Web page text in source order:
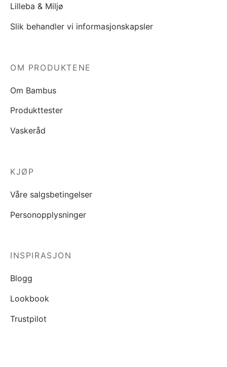
Lilleba & Miljø
Slik behandler vi informasjonskapsler
OM PRODUKTENE
Om Bambus
Produkttester
Vaskeråd
KJØP
Våre salgsbetingelser
Personopplysninger
INSPIRASJON
Blogg
Lookbook
Trustpilot